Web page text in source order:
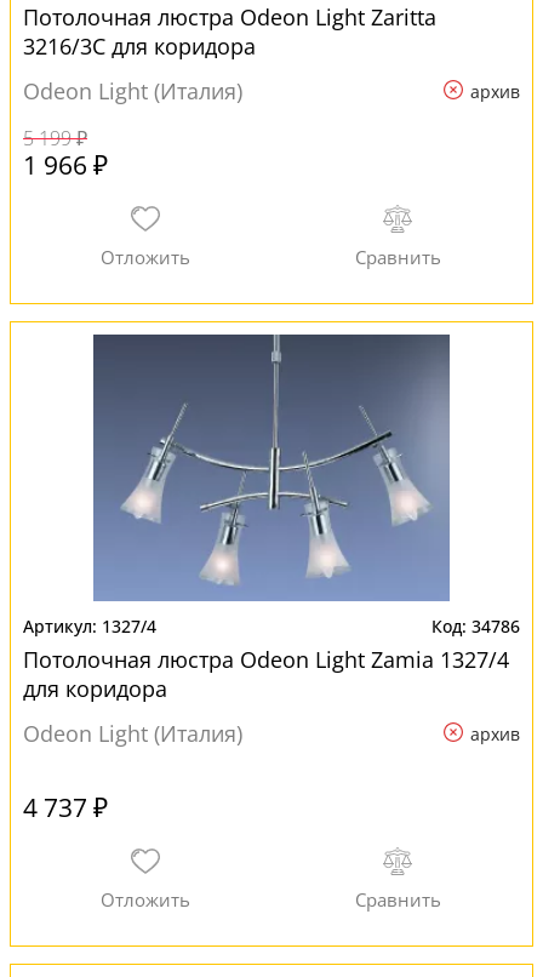
Потолочная люстра Odeon Light Zaritta
3216/3C для коридора
Odeon Light (Италия)
архив
5 199 ₽
1 966 ₽
1327/4 34786
Потолочная люстра Odeon Light Zamia 1327/4
для коридора
Odeon Light (Италия)
архив
4 737 ₽